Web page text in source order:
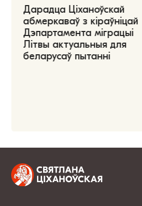
Дарадца Ціханоўскай
абмеркаваў з кіраўніцай
Дэпартамента міграцыі
Літвы актуальныя для
беларусаў пытанні